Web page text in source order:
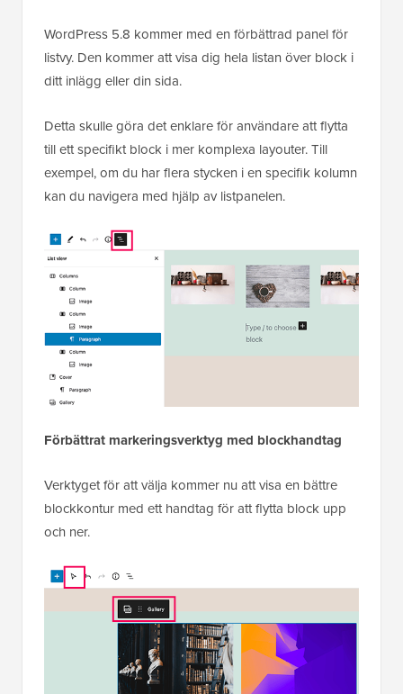
WordPress 5.8 kommer med en förbättrad panel för
listvy. Den kommer att visa dig hela listan över block i
ditt inlägg eller din sida.
Detta skulle göra det enklare för användare att flytta
till ett specifikt block i mer komplexa layouter. Till
exempel, om du har flera stycken i en specifik kolumn
kan du navigera med hjälp av listpanelen.
Förbättrat markeringsverktyg med blockhandtag
Verktyget för att välja kommer nu att visa en bättre
blockkontur med ett handtag för att flytta block upp
och ner.